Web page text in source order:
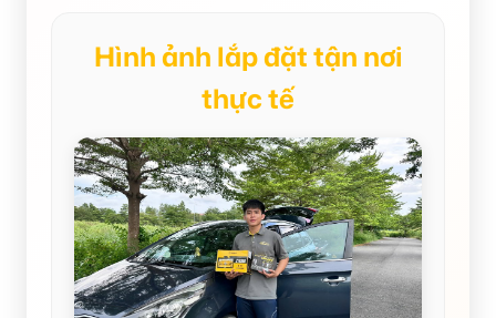
Hình ảnh lắp đặt tận nơi
thực tế